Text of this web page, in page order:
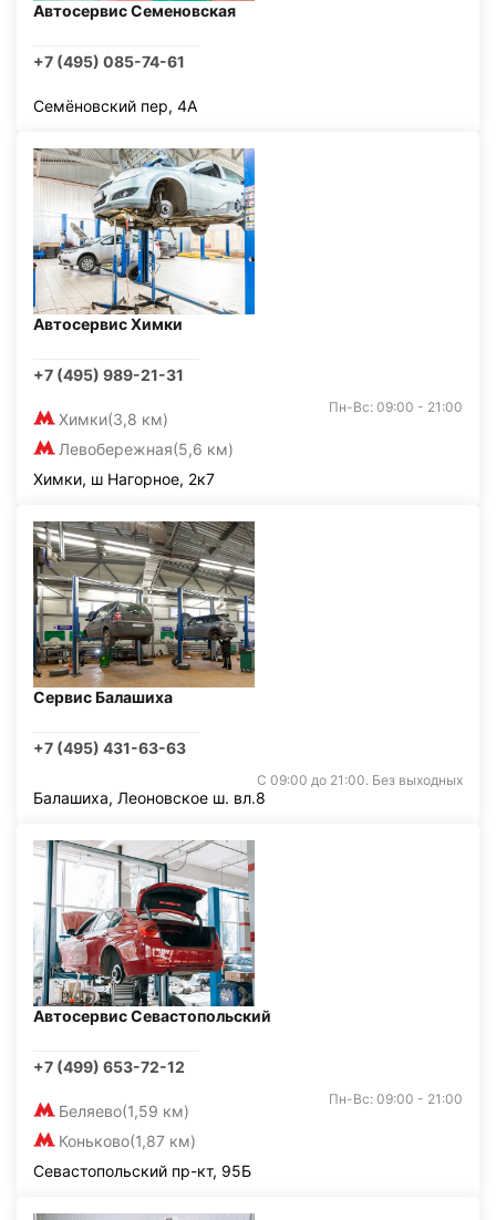
Автосервис Семеновская
+7 (495) 085-74-61
Семёновский пер, 4А
Автосервис Химки
+7 (495) 989-21-31
Химки(3,8 км)
Левобережная(5,6 км)
Пн-Вс: 09:00 - 21:00
Химки, ш Нагорное, 2к7
Сервис Балашиха
+7 (495) 431-63-63
С 09:00 до 21:00. Без выходных
Балашиха, Леоновское ш. вл.8
Автосервис Севастопольский
+7 (499) 653-72-12
Беляево(1,59 км)
Коньково(1,87 км)
Пн-Вс: 09:00 - 21:00
Севастопольский пр-кт, 95Б